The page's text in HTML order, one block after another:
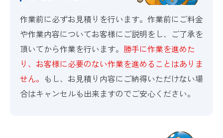
作業前に必ずお見積りを行います。作業前にご料金
や作業内容についてお客様にご説明をし、ご了承を
頂いてから作業を行います。 勝手に作業を進めた
り、お客様に必要のない作業を進めることはありま
せん。 もし、お見積り内容にご納得いただけない場
合はキャンセルも出来ますのでご安心ください。